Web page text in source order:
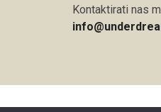
Kontaktirati nas